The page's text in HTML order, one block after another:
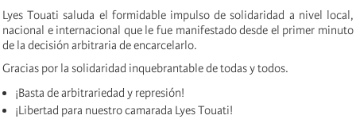
Lyes Touati saluda el formidable impulso de solidaridad a nivel local,
nacional e internacional que le fue manifestado desde el primer minuto
de la decisión arbitraria de encarcelarlo.
Gracias por la solidaridad inquebrantable de todas y todos.
¡Basta de arbitrariedad y represión!
¡Libertad para nuestro camarada Lyes Touati!